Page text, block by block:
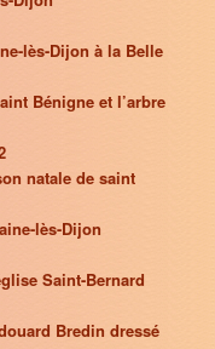
lès-Dijon à la Belle
Bénigne et l’arbre
natale de saint
lès-Dijon
Saint-Bernard
Bredin dressé